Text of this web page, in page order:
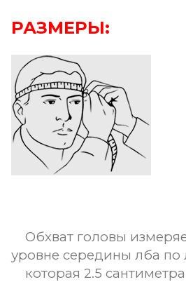
РАЗМЕРЫ:
Обхват головы
уровне середины лба по
которая 2.5